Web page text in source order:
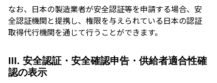
なお、日本の製造業者が安全認証等を申請する場合、安
全認証機関と提携し、権限を与えられている日本の認証
取得代行機関を通じて行うことができます。
III. 安全認証・安全確認申告・供給者適合性確
認の表示